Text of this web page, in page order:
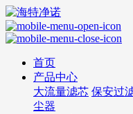
首页
产品中心
大流量滤芯 保安过
尘器